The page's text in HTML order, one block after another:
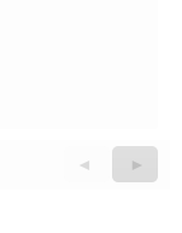
Zurück
Questions
◄
Weiter
►